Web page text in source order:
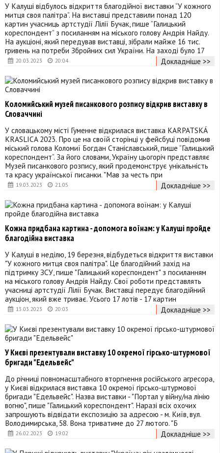
20.03.2023 20:04
У Калуші відбулось відкриття благодійної виставки “У кожного
митця своя палітра”. На виставці представили понад 120
картин учасниць артстудії Лілії Бучак, пише “Галицький
кореспондент” з посиланням на міського голову Андрія Найду.
На аукціоні, який передував виставці, зібрали майже 16 тис.
гривень на потреби Збройних сил України. На заході було 17
Докладніше >>
19.03.2023 21:05
Коломийський музей писанкового розпису відкрив виставку в
Словаччині
У словацькому місті Гуменне відкрилася виставка KARPATSKÁ
KRASLICA 2023. Про це на своїй сторінці у фейсбуці повідомив
міський голова Коломиї Богдан Станіславський, пише “Галицький
кореспондент“. За його словами, Україну цьогоріч представляє
Музей писанкового розпису, який продемонструє унікальність
та красу української писанки. "Мав за честь при
Докладніше >>
13.03.2023 20:03
Кожна придбана картина - допомога воїнам: у Калуші пройде
благодійна виставка
У Калуші в неділю, 19 березня, відбудеться відкриття виставки
"У кожного митця своя палітра". Це благодійний захід на
підтримку ЗСУ, пише "Галицький кореспондент" з посиланням
на міського голову Андрія Найду. Свої роботи представлять
учасниці артстудії Лілії Бучак. Виставці передує благодійний
аукціон, який вже триває. Усього 17 лотів - 17 картин
Докладніше >>
26.02.2023 19:02
У Києві презентували виставку 10 окремої гірсько-штурмової
бригади "Едельвейс"
До річниці повномасштабного вторгнення російського агресора,
у Києві відкрилася виставка 10 окремої гірсько-штурмової
бригади "Едельвейс". Назва виставки - "Портал у війну/на лінію
вогню", пише "Галицький кореспондент". Наразі всіх охочих
запрошують відвідати експозицію за адресою - м. Київ, вул.
Володимирська, 58. Вона триватиме до 27 лютого. "Б
Докладніше >>